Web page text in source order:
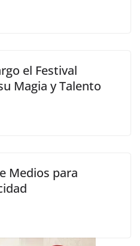
el Festival
Magia y Talento
Medios para